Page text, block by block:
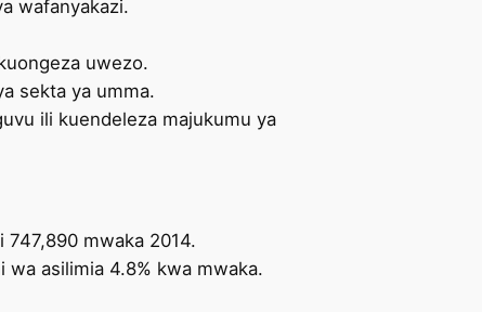
wafanyakazi.
uwezo.
sekta ya umma.
ili kuendeleza majukumu ya
747,890 mwaka 2014.
asilimia 4.8% kwa mwaka.